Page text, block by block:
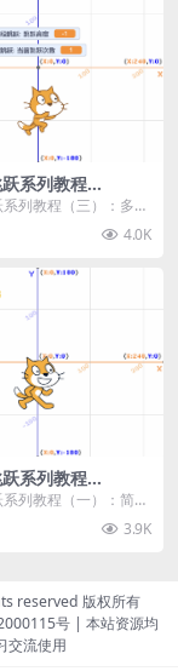
系列教程
段跳跃
列教程（三）：多段
虎鲸Scratch资源站
4.0K
系列教程
单跳跃
列教程（一）：简单
虎鲸Scratch资源站
3.9K
reserved 版权所有
号| 本站资源均
交流使用